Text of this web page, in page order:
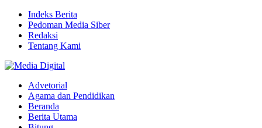
Indeks Berita
Pedoman Media Siber
Redaksi
Tentang Kami
Advetorial
Agama dan Pendidikan
Beranda
Berita Utama